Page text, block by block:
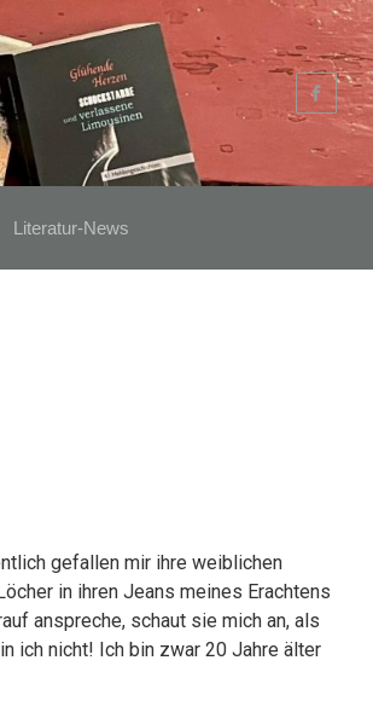
Literatur-News
gefallen mir ihre weiblichen
in ihren Jeans meines Erachtens
anspreche, schaut sie mich an, als
ich nicht! Ich bin zwar 20 Jahre älter